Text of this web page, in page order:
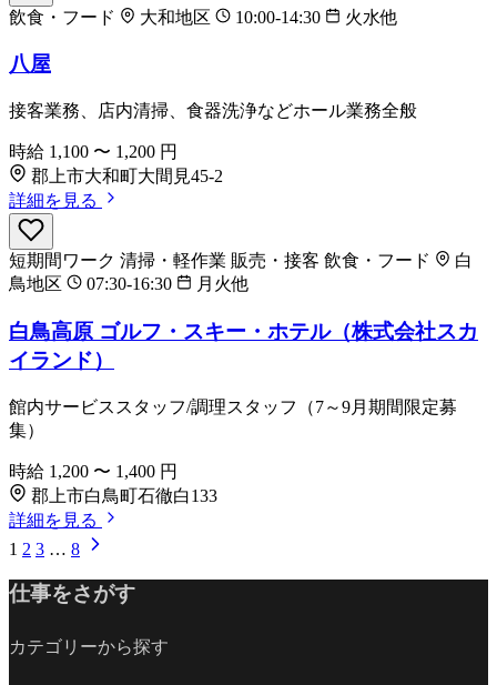
飲食・フード 大和地区 10:00-14:30 火水他
八屋
接客業務、店内清掃、食器洗浄などホール業務全般
時給 1,100 〜 1,200 円
郡上市大和町大間見45-2
詳細を見る
短期間ワーク 清掃・軽作業 販売・接客 飲食・フード
白
鳥地区
07:30-16:30 月火他
白鳥高原 ゴルフ・スキー・ホテル（株式会社スカ
イランド）
館内サービススタッフ/調理スタッフ（7～9月期間限定募
集）
時給 1,200 〜 1,400 円
郡上市白鳥町石徹白133
詳細を見る
1 2 3 … 8
仕事をさがす
カテゴリーから探す